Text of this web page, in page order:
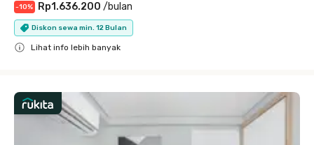
-10% Rp1.636.200 /bulan
Diskon sewa min. 12 Bulan
Lihat info lebih banyak